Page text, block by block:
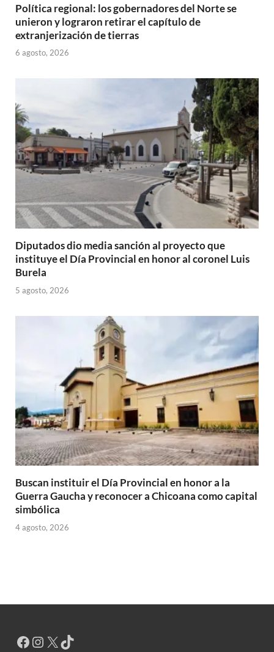
Política regional: los gobernadores del Norte se
unieron y lograron retirar el capítulo de
extranjerización de tierras
6 agosto, 2026
Diputados dio media sanción al proyecto que
instituye el Día Provincial en honor al coronel Luis
Burela
5 agosto, 2026
Buscan instituir el Día Provincial en honor a la
Guerra Gaucha y reconocer a Chicoana como capital
simbólica
4 agosto, 2026